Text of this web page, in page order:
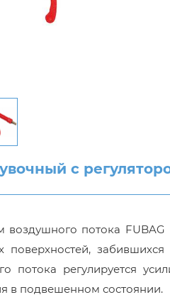
с
воздушного потока
поверхностей,
потока регулируется
в подвешенном состоянии.